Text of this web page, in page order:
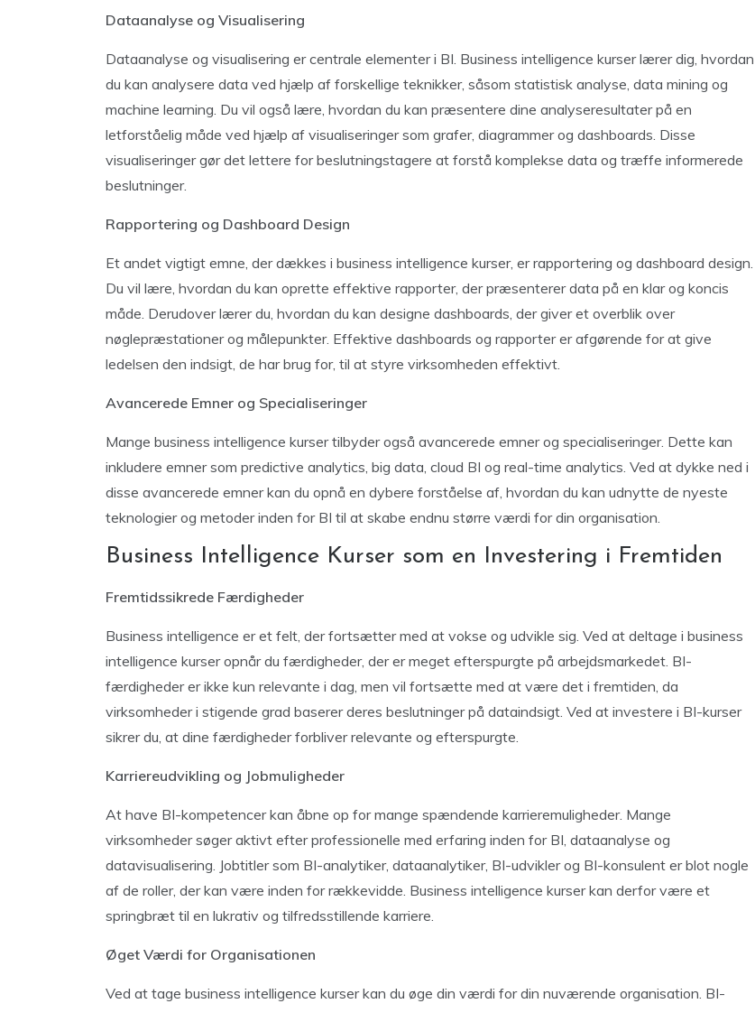
Dataanalyse og Visualisering
Dataanalyse og visualisering er centrale elementer i BI. Business intelligence kurser lærer dig, hvordan
du kan analysere data ved hjælp af forskellige teknikker, såsom statistisk analyse, data mining og
machine learning. Du vil også lære, hvordan du kan præsentere dine analyseresultater på en
letforståelig måde ved hjælp af visualiseringer som grafer, diagrammer og dashboards. Disse
visualiseringer gør det lettere for beslutningstagere at forstå komplekse data og træffe informerede
beslutninger.
Rapportering og Dashboard Design
Et andet vigtigt emne, der dækkes i business intelligence kurser, er rapportering og dashboard design.
Du vil lære, hvordan du kan oprette effektive rapporter, der præsenterer data på en klar og koncis
måde. Derudover lærer du, hvordan du kan designe dashboards, der giver et overblik over
nøglepræstationer og målepunkter. Effektive dashboards og rapporter er afgørende for at give
ledelsen den indsigt, de har brug for, til at styre virksomheden effektivt.
Avancerede Emner og Specialiseringer
Mange business intelligence kurser tilbyder også avancerede emner og specialiseringer. Dette kan
inkludere emner som predictive analytics, big data, cloud BI og real-time analytics. Ved at dykke ned i
disse avancerede emner kan du opnå en dybere forståelse af, hvordan du kan udnytte de nyeste
teknologier og metoder inden for BI til at skabe endnu større værdi for din organisation.
Business Intelligence Kurser som en Investering i Fremtiden
Fremtidssikrede Færdigheder
Business intelligence er et felt, der fortsætter med at vokse og udvikle sig. Ved at deltage i business
intelligence kurser opnår du færdigheder, der er meget efterspurgte på arbejdsmarkedet. BI-
færdigheder er ikke kun relevante i dag, men vil fortsætte med at være det i fremtiden, da
virksomheder i stigende grad baserer deres beslutninger på dataindsigt. Ved at investere i BI-kurser
sikrer du, at dine færdigheder forbliver relevante og efterspurgte.
Karriereudvikling og Jobmuligheder
At have BI-kompetencer kan åbne op for mange spændende karrieremuligheder. Mange
virksomheder søger aktivt efter professionelle med erfaring inden for BI, dataanalyse og
datavisualisering. Jobtitler som BI-analytiker, dataanalytiker, BI-udvikler og BI-konsulent er blot nogle
af de roller, der kan være inden for rækkevidde. Business intelligence kurser kan derfor være et
springbræt til en lukrativ og tilfredsstillende karriere.
Øget Værdi for Organisationen
Ved at tage business intelligence kurser kan du øge din værdi for din nuværende organisation. BI-